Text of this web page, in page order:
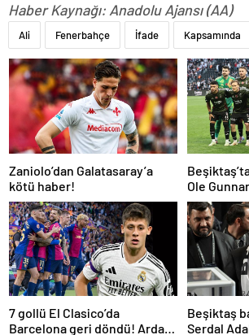
Haber Kaynağı: Anadolu Ajansı (AA)
Ali Fenerbahçe İfade Kapsamında
Zaniolo’dan Galatasaray’a
kötü haber!
Ole
tepkisi
7 gollü El Clasico’da
Barcelona geri döndü! Arda
Beşiktaş
Serdal